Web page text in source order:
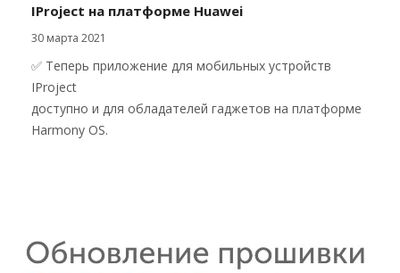
IProject на платформе Huawei
30 марта 2021
✅ Теперь приложение для мобильных устройств
IProject
доступно и для обладателей гаджетов на платформе
Harmony OS.